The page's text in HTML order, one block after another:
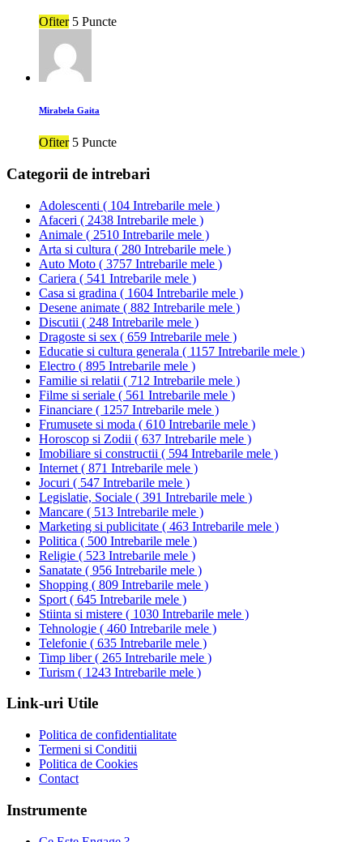
Ofiter 5 Puncte
Mirabela Gaita
Ofiter 5 Puncte
Categorii de intrebari
Adolescenti ( 104 Intrebarile mele )
Afaceri ( 2438 Intrebarile mele )
Animale ( 2510 Intrebarile mele )
Arta si cultura ( 280 Intrebarile mele )
Auto Moto ( 3757 Intrebarile mele )
Cariera ( 541 Intrebarile mele )
Casa si gradina ( 1604 Intrebarile mele )
Desene animate ( 882 Intrebarile mele )
Discutii ( 248 Intrebarile mele )
Dragoste si sex ( 659 Intrebarile mele )
Educatie si cultura generala ( 1157 Intrebarile mele )
Electro ( 895 Intrebarile mele )
Familie si relatii ( 712 Intrebarile mele )
Filme si seriale ( 561 Intrebarile mele )
Financiare ( 1257 Intrebarile mele )
Frumusete si moda ( 610 Intrebarile mele )
Horoscop si Zodii ( 637 Intrebarile mele )
Imobiliare si constructii ( 594 Intrebarile mele )
Internet ( 871 Intrebarile mele )
Jocuri ( 547 Intrebarile mele )
Legislatie, Sociale ( 391 Intrebarile mele )
Mancare ( 513 Intrebarile mele )
Marketing si publicitate ( 463 Intrebarile mele )
Politica ( 500 Intrebarile mele )
Religie ( 523 Intrebarile mele )
Sanatate ( 956 Intrebarile mele )
Shopping ( 809 Intrebarile mele )
Sport ( 645 Intrebarile mele )
Stiinta si mistere ( 1030 Intrebarile mele )
Tehnologie ( 460 Intrebarile mele )
Telefonie ( 635 Intrebarile mele )
Timp liber( 265 Intrebarile mele )
Turism ( 1243 Intrebarile mele )
Link-uri Utile
Politica de confidentialitate
Termeni si Conditii
Politica de Cookies
Contact
Instrumente